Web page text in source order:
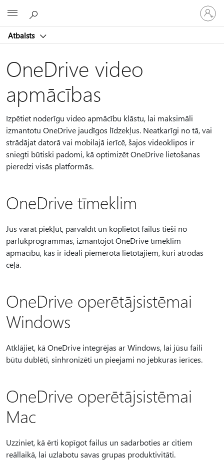
Atbalsts
savā
kontā
OneDrive video
apmācības
Izpētiet noderīgu video apmācību klāstu, lai maksimāli
izmantotu OneDrive jaudīgos līdzekļus. Neatkarīgi no tā, vai
strādājat datorā vai mobilajā ierīcē, šajos videoklipos ir
sniegti būtiski padomi, kā optimizēt OneDrive lietošanas
pieredzi visās platformās.
OneDrive tīmeklim
Jūs varat piekļūt, pārvaldīt un koplietot failus tieši no
pārlūkprogrammas, izmantojot OneDrive tīmeklim
apmācību, kas ir ideāli piemērota lietotājiem, kuri atrodas
ceļā.
OneDrive operētājsistēmai
Windows
Atklājiet, kā OneDrive integrējas ar Windows, lai jūsu faili
būtu dublēti, sinhronizēti un pieejami no jebkuras ierīces.
OneDrive operētājsistēmai
Mac
Uzziniet, kā ērti kopīgot failus un sadarboties ar citiem
reāllaikā, lai uzlabotu savas grupas produktivitāti.